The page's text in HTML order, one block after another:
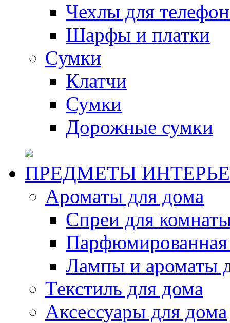
Чехлы для
Шарфы и платки
Сумки
Клатчи
Сумки
Дорожные сумки
ПРЕДМЕТЫ
Ароматы для дома
Спреи для
Парфюмированная
Лампы и ароматы
Текстиль для дома
Аксессуары для дома